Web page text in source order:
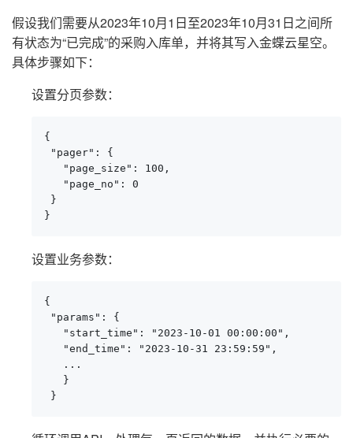
假设我们需要从2023年10月1日至2023年10月31日之间所
有状态为“已完成”的采购入库单，并将其写入金蝶云星空。
具体步骤如下：
设置分页参数：
{
"pager": {
   "page_size": 100,
   "page_no": 0
}
}
设置业务参数：
{
"params": {
   "start_time": "2023-10-01 00:00:00",
   "end_time": "2023-10-31 23:59:59",
   ...
   }
}